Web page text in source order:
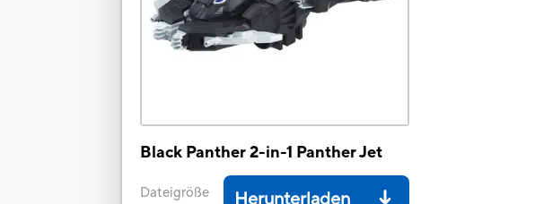
Black Panther 2-in-1 Panther Jet
Dateigröße